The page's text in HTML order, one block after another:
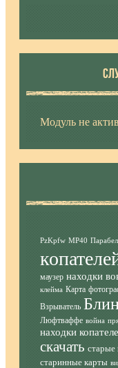
Модуль не
PzKpfw MP40
маузер находки
клейма Карта
Взрыватель
Люфтваффе война
находки
скачать старые
старинные карты